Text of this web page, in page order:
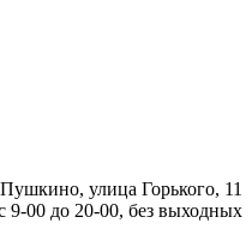
Пушкино, улица Горького, 11
9-00 до 20-00, без выходных